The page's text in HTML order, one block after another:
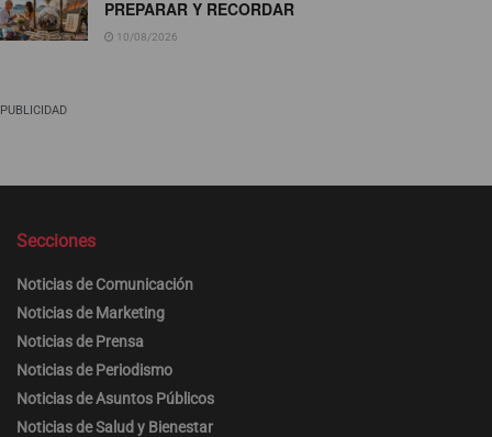
PREPARAR Y RECORDAR
10/08/2026
PUBLICIDAD
Secciones
Noticias de Comunicación
Noticias de Marketing
Noticias de Prensa
Noticias de Periodismo
Noticias de Asuntos Públicos
Noticias de Salud y Bienestar